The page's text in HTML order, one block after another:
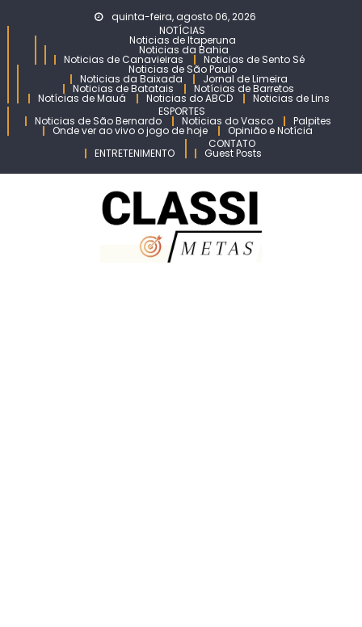
to
content
quinta-feira, agosto 06, 2026
NOTÍCIAS
Noticias de Itaperuna
Noticias da Bahia
Noticias de Canavieiras Noticias de Sento Sé
Noticias de São Paulo
Noticias da Baixada Jornal de Limeira
Noticias de Batatais Notícias de Barretos
Notícias de Mauá Noticias do ABCD
Noticias de Lins
ESPORTES
Noticias de São Bernardo Noticias do Vasco Palpites
Onde ver ao vivo o jogo de hoje
Opinião e Notícia
ENTRETENIMENTO
CONTATO
Guest Posts